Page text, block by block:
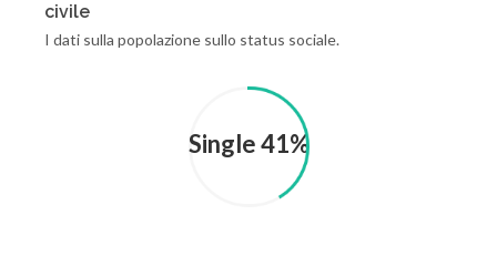
civile
I dati sulla popolazione sullo status sociale.
Single 41%